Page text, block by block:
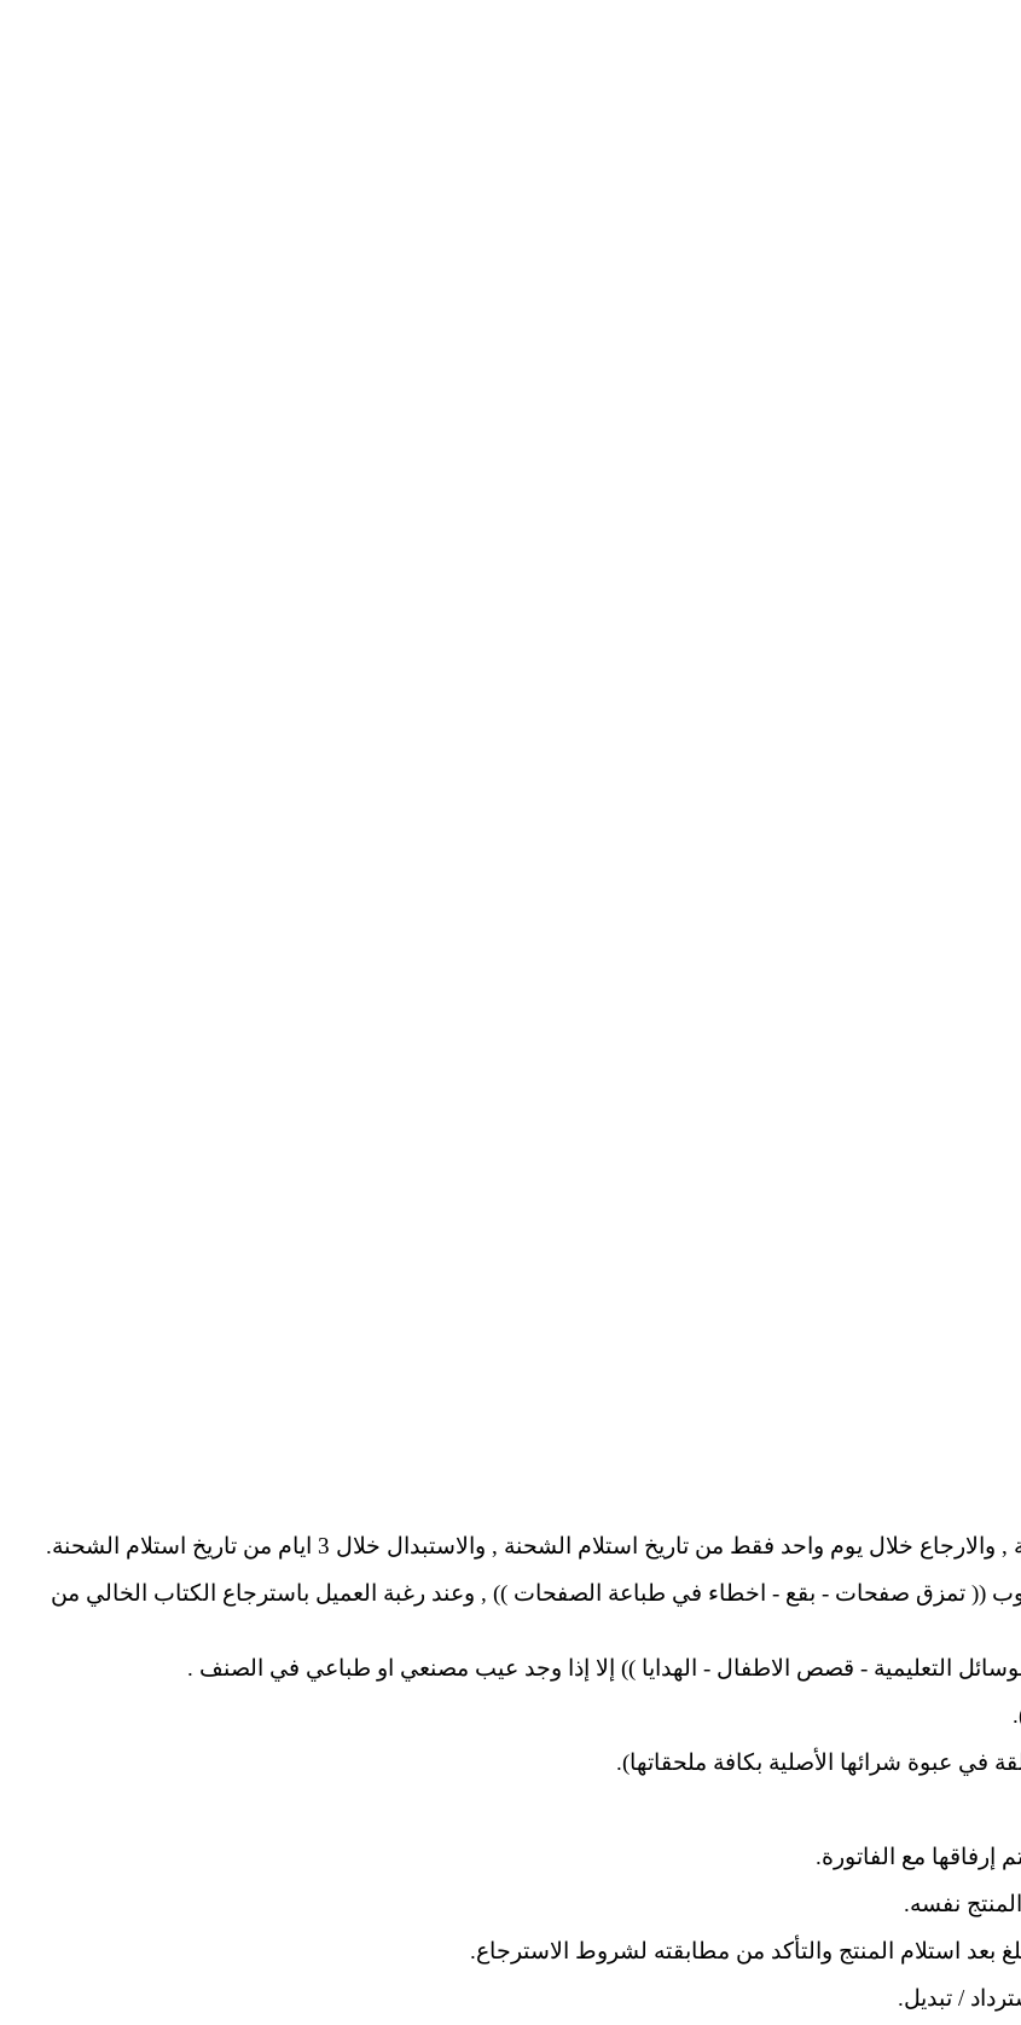
(( تمزق صفحات - بقع - اخطاء في طباعة الصفحات )) , وعند رغبة العميل باسترجاع الكتاب الخالي من